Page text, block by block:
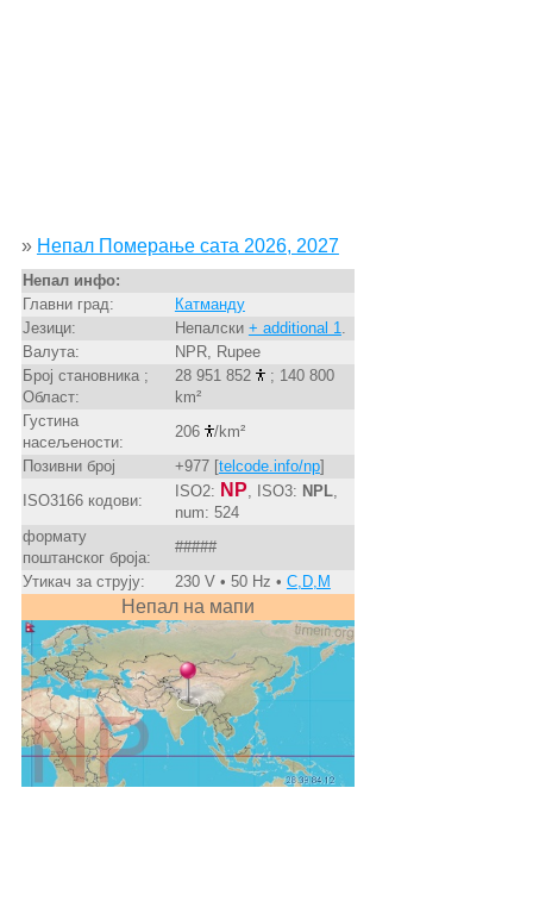
» Непал Померање сата 2026, 2027
Непал инфо:
Главни град:
Катманду
Језици:
Непалски + additional 1
Валута:
NPR, Rupee
Број становника ;
Област:
28 951 852
; 140 800
km²
Густина
насељености:
206
/km²
Позивни број
+977 [telcode.info/np]
ISO3166 кодови:
ISO2: NP , ISO3: NPL,
num: 524
формату
поштанског броја:
#####
Утикач за струју:
230 V • 50 Hz • C,D,M
Непал на мапи